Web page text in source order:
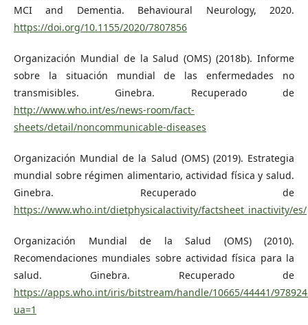
MCI and Dementia. Behavioural Neurology, 2020.
https://doi.org/10.1155/2020/7807856
Organización Mundial de la Salud (OMS) (2018b). Informe
sobre la situación mundial de las enfermedades no
transmisibles. Ginebra. Recuperado de
http://www.who.int/es/news-room/fact-
sheets/detail/noncommunicable-diseases
Organización Mundial de la Salud (OMS) (2019). Estrategia
mundial sobre régimen alimentario, actividad física y salud.
Ginebra. Recuperado de
https://www.who.int/dietphysicalactivity/factsheet_inactivity/es/
Organización Mundial de la Salud (OMS) (2010).
Recomendaciones mundiales sobre actividad física para la
salud. Ginebra. Recuperado de
https://apps.who.int/iris/bitstream/handle/10665/44441/
ua=1